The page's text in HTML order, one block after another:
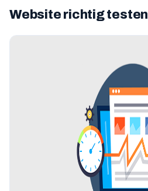
Website richtig testen